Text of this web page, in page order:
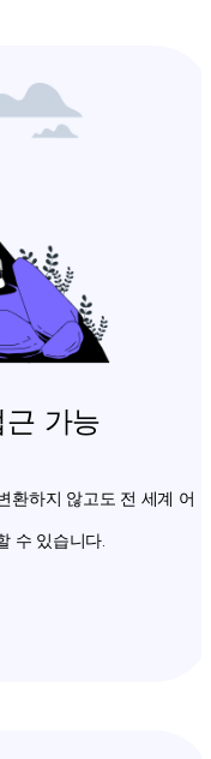
가능
환하지 않고도 전 세계 어
수 있습니다.